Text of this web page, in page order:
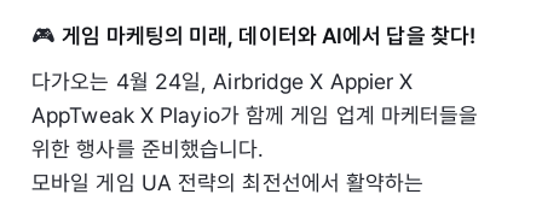
🎮게임 마케팅의 미래, 데이터와 AI에서 답을 찾다!
다가오는 4월 24일, Airbridge X Appier X
AppTweak X Playio가 함께 게임 업계 마케터들을
위한 행사를 준비했습니다.
모바일 게임 UA 전략의 최전선에서 활약하는